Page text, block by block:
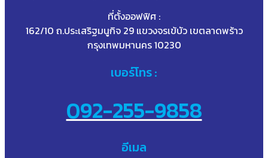
ที่ตั้งออฟฟิศ :
162/10 ถ.ประเสริฐมนูกิจ 29 แขวงจรเข้บัว เขตลาดพร้าว
กรุงเทพมหานคร 10230
เบอร์โทร :
092-255-9858
อีเมล